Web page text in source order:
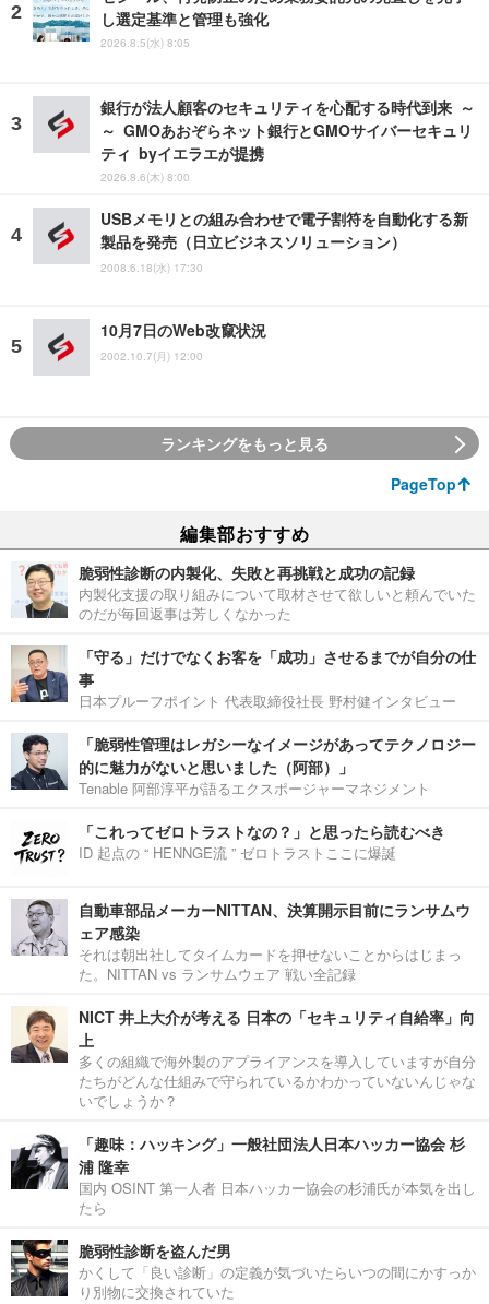
し選定基準と管理も強化
2026.8.5(水) 8:05
銀行が法人顧客のセキュリティを心配する時代到来 ～
～ GMOあおぞらネット銀行とGMOサイバーセキュリ
ティ byイエラエが提携
2026.8.6(木) 8:00
USBメモリとの組み合わせで電子割符を自動化する新
製品を発売（日立ビジネスソリューション）
2008.6.18(水) 17:30
10月7日のWeb改竄状況
2002.10.7(月) 12:00
ランキングをもっと見る
PageTop
編集部おすすめ
脆弱性診断の内製化、失敗と再挑戦と成功の記録
内製化支援の取り組みについて取材させて欲しいと頼んでいた
のだが毎回返事は芳しくなかった
「守る」だけでなくお客を「成功」させるまでが自分の仕
事
日本プルーフポイント 代表取締役社長 野村健インタビュー
「脆弱性管理はレガシーなイメージがあってテクノロジー
的に魅力がないと思いました（阿部）」
Tenable 阿部淳平が語るエクスポージャーマネジメント
「これってゼロトラストなの？」と思ったら読むべき
ID 起点の “ HENNGE流 ” ゼロトラストここに爆誕
自動車部品メーカーNITTAN、決算開示目前にランサムウ
ェア感染
それは朝出社してタイムカードを押せないことからはじまっ
た。NITTAN vs ランサムウェア 戦い全記録
NICT 井上大介が考える 日本の「セキュリティ自給率」向
上
多くの組織で海外製のアプライアンスを導入していますが自分
たちがどんな仕組みで守られているかわかっていないんじゃな
いでしょうか？
「趣味：ハッキング」一般社団法人日本ハッカー協会 杉
浦 隆幸
国内 OSINT 第一人者 日本ハッカー協会の杉浦氏が本気を出し
たら
脆弱性診断を盗んだ男
かくして「良い診断」の定義が気づいたらいつの間にかすっか
り別物に交換されていた